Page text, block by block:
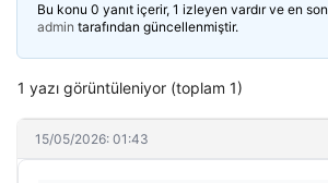
Bu konu 0 yanıt içerir, 1 izleyen vardır ve en son
admin tarafından güncellenmiştir.
1 yazı görüntüleniyor (toplam 1)
15/05/2026: 01:43